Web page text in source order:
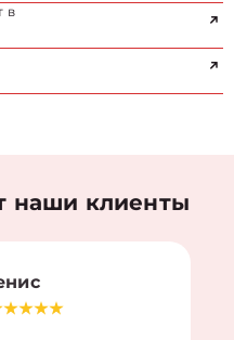
в
наши клиенты